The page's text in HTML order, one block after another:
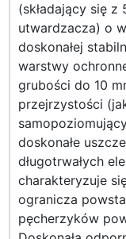
(składający się
utwardzacza) o
doskonałej
warstwy
grubości do 10
przejrzystości
doskonałe
długotrwałych
charakteryzuje
ogranicza
pęcherzyków